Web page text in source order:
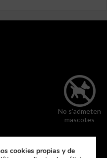
No s’admeten
mascotes
cookies propias y de